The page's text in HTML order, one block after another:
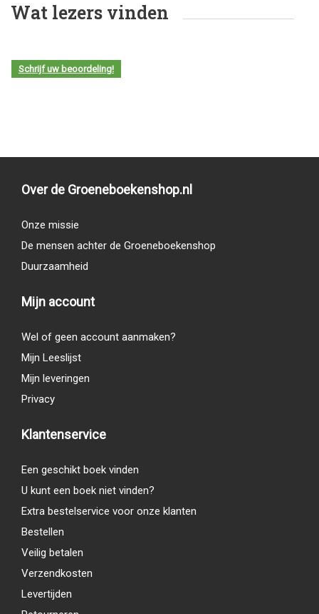
Wat lezers vinden
Schrijf uw beoordeling!
Over de Groeneboekenshop.nl
Onze missie
De mensen achter de Groeneboekenshop
Duurzaamheid
Mijn account
Wel of geen account aanmaken?
Mijn Leeslijst
Mijn leveringen
Privacy
Klantenservice
Een geschikt boek vinden
U kunt een boek niet vinden?
Extra bestelservice voor onze klanten
Bestellen
Veilig betalen
Verzendkosten
Levertijden